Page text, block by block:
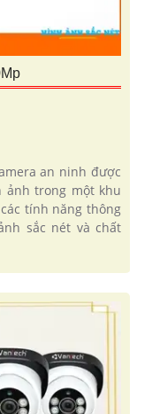
an ninh được
ảnh trong một khu
tính năng thông
sắc nét và chất